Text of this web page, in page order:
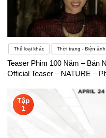
Thể loại khác Thời trang - Điện ảnh
Teaser Phim 100 Năm – Bản
Official Teaser – NATURE –
Tập
1